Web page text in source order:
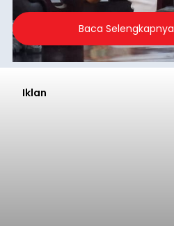
Baca Selengkapnya
Iklan